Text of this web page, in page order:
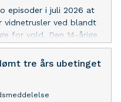
episoder i juli 2026 at
vidnetrusler ved blandt
for vold. Den 14-årige
– forud for episoderne
i en sag, hvor
trusler mod den 14-
fængsel
tre års ubetinget